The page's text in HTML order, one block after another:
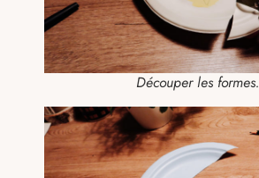
Découper les formes.